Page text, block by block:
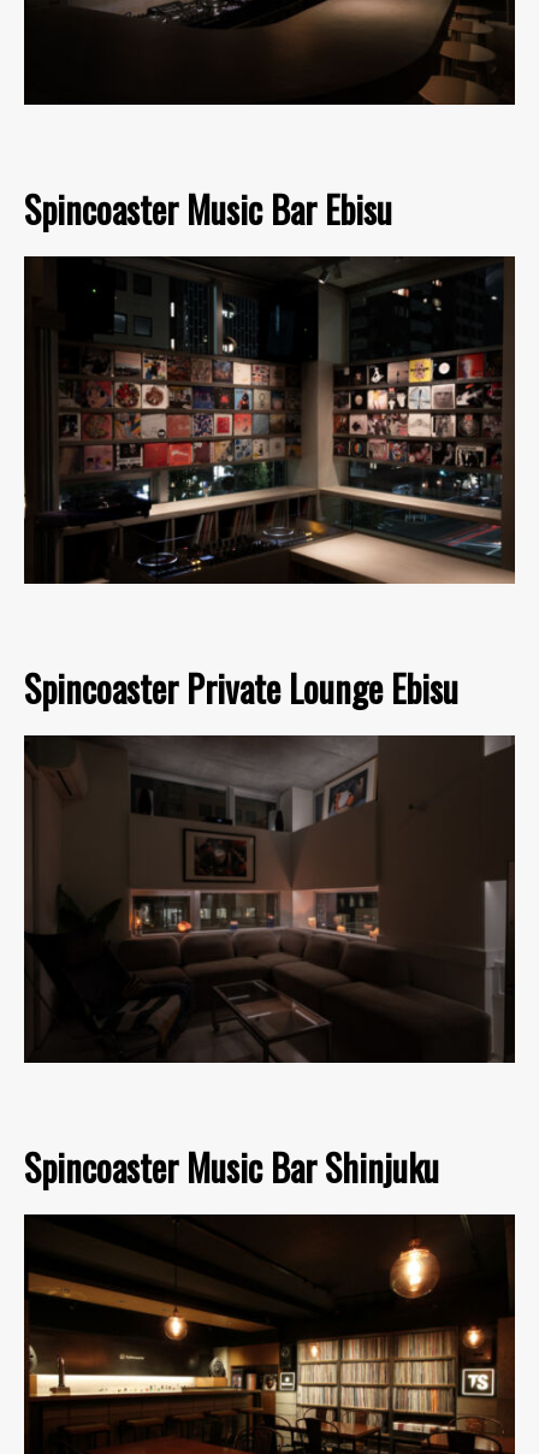
Spincoaster Music Bar Ebisu
Spincoaster Private Lounge Ebisu
Spincoaster Music Bar Shinjuku